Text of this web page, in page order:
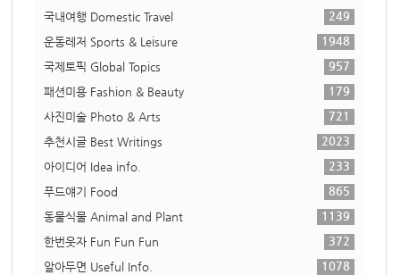
국내여행 Domestic Travel
249
운동레저 Sports & Leisure
1948
국제토픽 Global Topics
957
패션미용 Fashion & Beauty
179
사진미술 Photo & Arts
721
추천시글 Best Writings
2023
아이디어 Idea info.
233
푸드얘기 Food
865
동물식물 Animal and Plant
1139
한번웃자 Fun Fun Fun
372
알아두면 Useful Info.
1078